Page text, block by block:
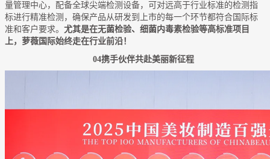
量管理中心，配备全球尖端检测设备，可对远高于行业标准的检测指
标进行精准检测，确保产品从研发到上市的每一个环节都符合国际标
准和客户要求。 尤其是在无菌检验、细菌内毒素检验等高标准项目
上，萝薇国际始终走在行业前沿！
04携手伙伴共赴美丽新征程